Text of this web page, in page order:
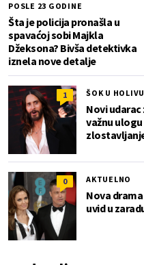
POSLE 23 GODINE
Šta je policija pronašla u
spavaćoj sobi Majkla
Džeksona? Bivša detektivka
iznela nove detalje
1 ŠOK U
Novi udarac
važnu
0 AKTUELNO
Nova
uvid u